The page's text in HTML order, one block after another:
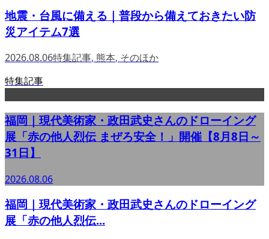
地震・台風に備える｜普段から備えておきたい防
災アイテム7選
2026.08.06特集記事, 熊本, そのほか
特集記事
福岡｜現代美術家・政田武史さんのドローイング
展「赤の他人烈伝 まぜろ安全！」開催【8月8日～
31日】
2026.08.06
福岡｜現代美術家・政田武史さんのドローイング
展「赤の他人烈伝...